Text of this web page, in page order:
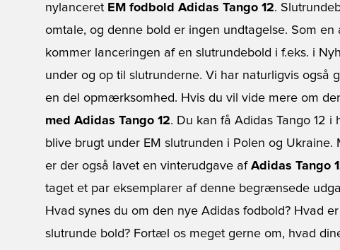
nylanceret EM fodbold Adidas Tango 12.
omtale, og denne bold er ingen undtagelse. Som
kommer lanceringen af en slutrundebold i f.eks. i
under og op til slutrunderne. Vi har naturligvis også
en del opmærksomhed. Hvis du vil vide mere om
med Adidas Tango 12. Du kan få Adidas Tango 12 i
blive brugt under EM slutrunden i Polen og
er der også lavet en vinterudgave af Adidas Tango
taget et par eksemplarer af denne begrænsede
Hvad synes du om den nye Adidas fodbold? Hvad
slutrunde bold? Fortæl os meget gerne om, hvad